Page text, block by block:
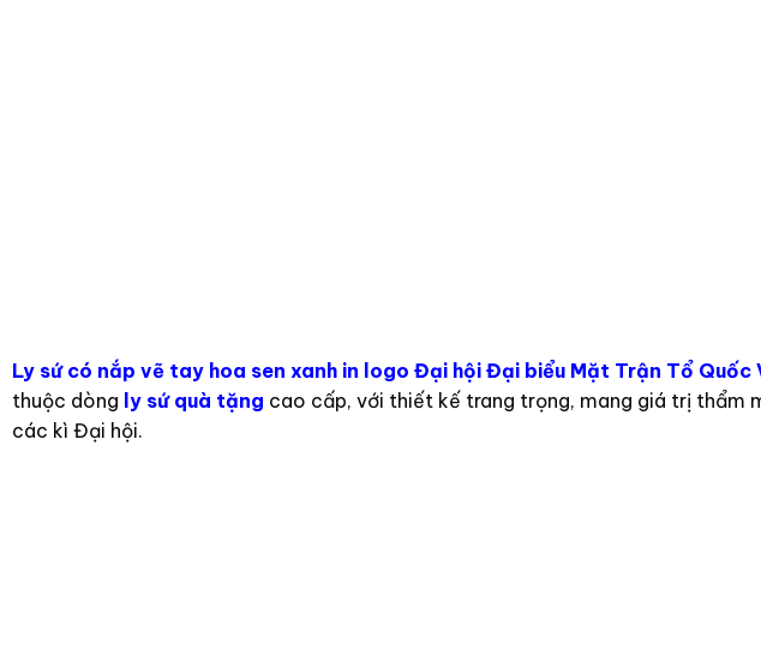
Ly sứ có nắp vẽ tay hoa sen xanh in logo Đại hội Đại biểu Mặt Trận Tổ Quốc
thuộc dòng ly sứ quà tặng cao cấp, với thiết kế trang trọng, mang giá trị thẩm
các kì Đại hội.